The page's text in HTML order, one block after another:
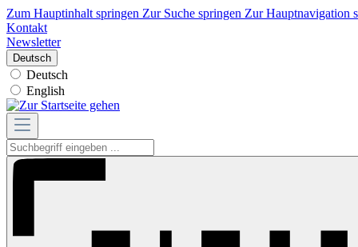
Zum Hauptinhalt springen Zur Suche springen Zur Hauptnavigation
Kontakt
Newsletter
Deutsch
Deutsch
English